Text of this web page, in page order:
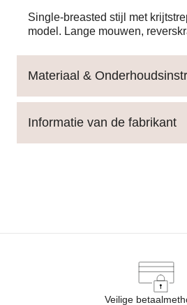
Single-breasted stijl met
model. Lange mouwen,
Materiaal &
Informatie van de fabrikant
Veilige